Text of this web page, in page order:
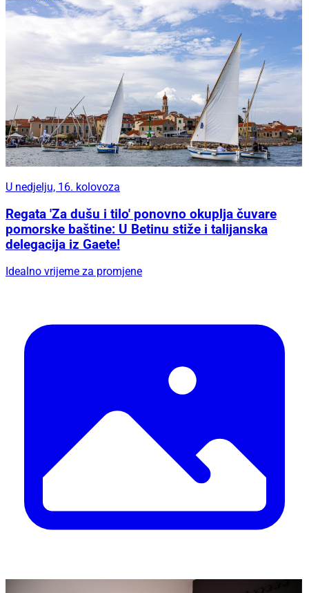
U nedjelju, 16. kolovoza
Regata 'Za dušu i tilo' ponovno okuplja čuvare
pomorske baštine: U Betinu stiže i talijanska
delegacija iz Gaete!
Idealno vrijeme za promjene